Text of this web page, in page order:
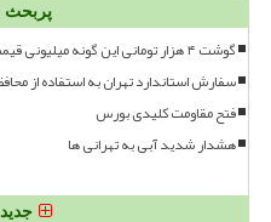
پربحث
گوشت ۴ هزار تومانی این گونه میلیونی قیمت خورد
سفارش استاندارد تهران به استفاده از
فتح مقاومت کلیدی بورس
هشدار شدید آبی به تهرانی ها